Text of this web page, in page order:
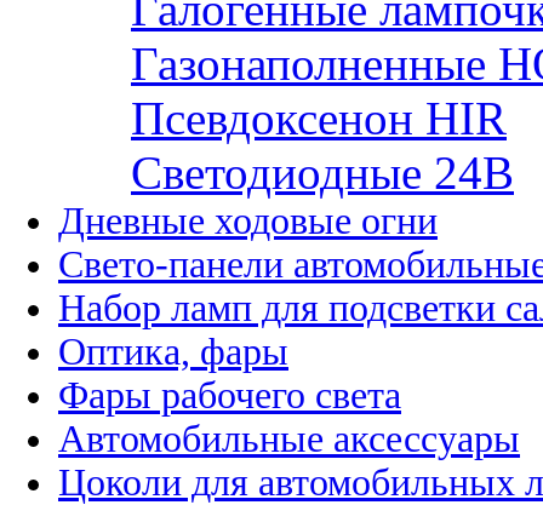
Газонаполненные
Псевдоксенон HIR
Cветодиодные 24B
Дневные ходовые огни
Свето-панели
Набор ламп для подсветки
Оптика, фары
Фары рабочего света
Автомобильные аксессуары
Цоколи для автомобильных